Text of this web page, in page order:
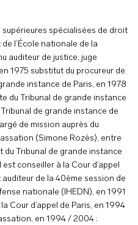
supérieures spécialisées de droit
l’École nationale de la
auditeur de justice, juge
1975 substitut du procureur de
instance de Paris, en 1978
du Tribunal de grande instance
de grande instance de
de mission auprès du
(Simone Rozès), entre
Tribunal de grande instance
conseiller à la Cour d’appel
de la 40ème session de
nationale (IHEDN), en 1991
Cour d’appel de Paris, en 1994
en 1994 / 2004 :